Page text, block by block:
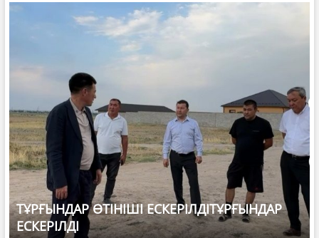
ТҰРҒЫНДАР ӨТІНІШІ ЕСКЕРІЛДІТҰРҒЫНДАР
ЕСКЕРІЛДІ